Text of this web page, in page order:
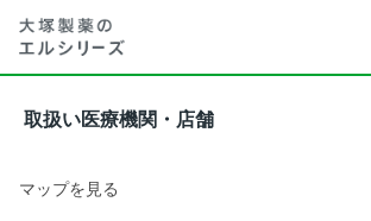
取扱い医療機関・店舗
マップを見る